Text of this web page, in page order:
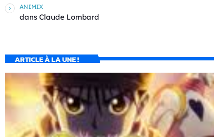
ANIMIX
dans Claude Lombard
ARTICLE À LA UNE !